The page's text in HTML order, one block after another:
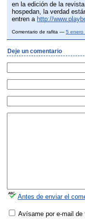
en la edición de la
hospedan, la verdad
entren a http://
Comentario de rafita — 5 enero
Deje un comentario
Antes de enviar el
Avísame por e-mail de